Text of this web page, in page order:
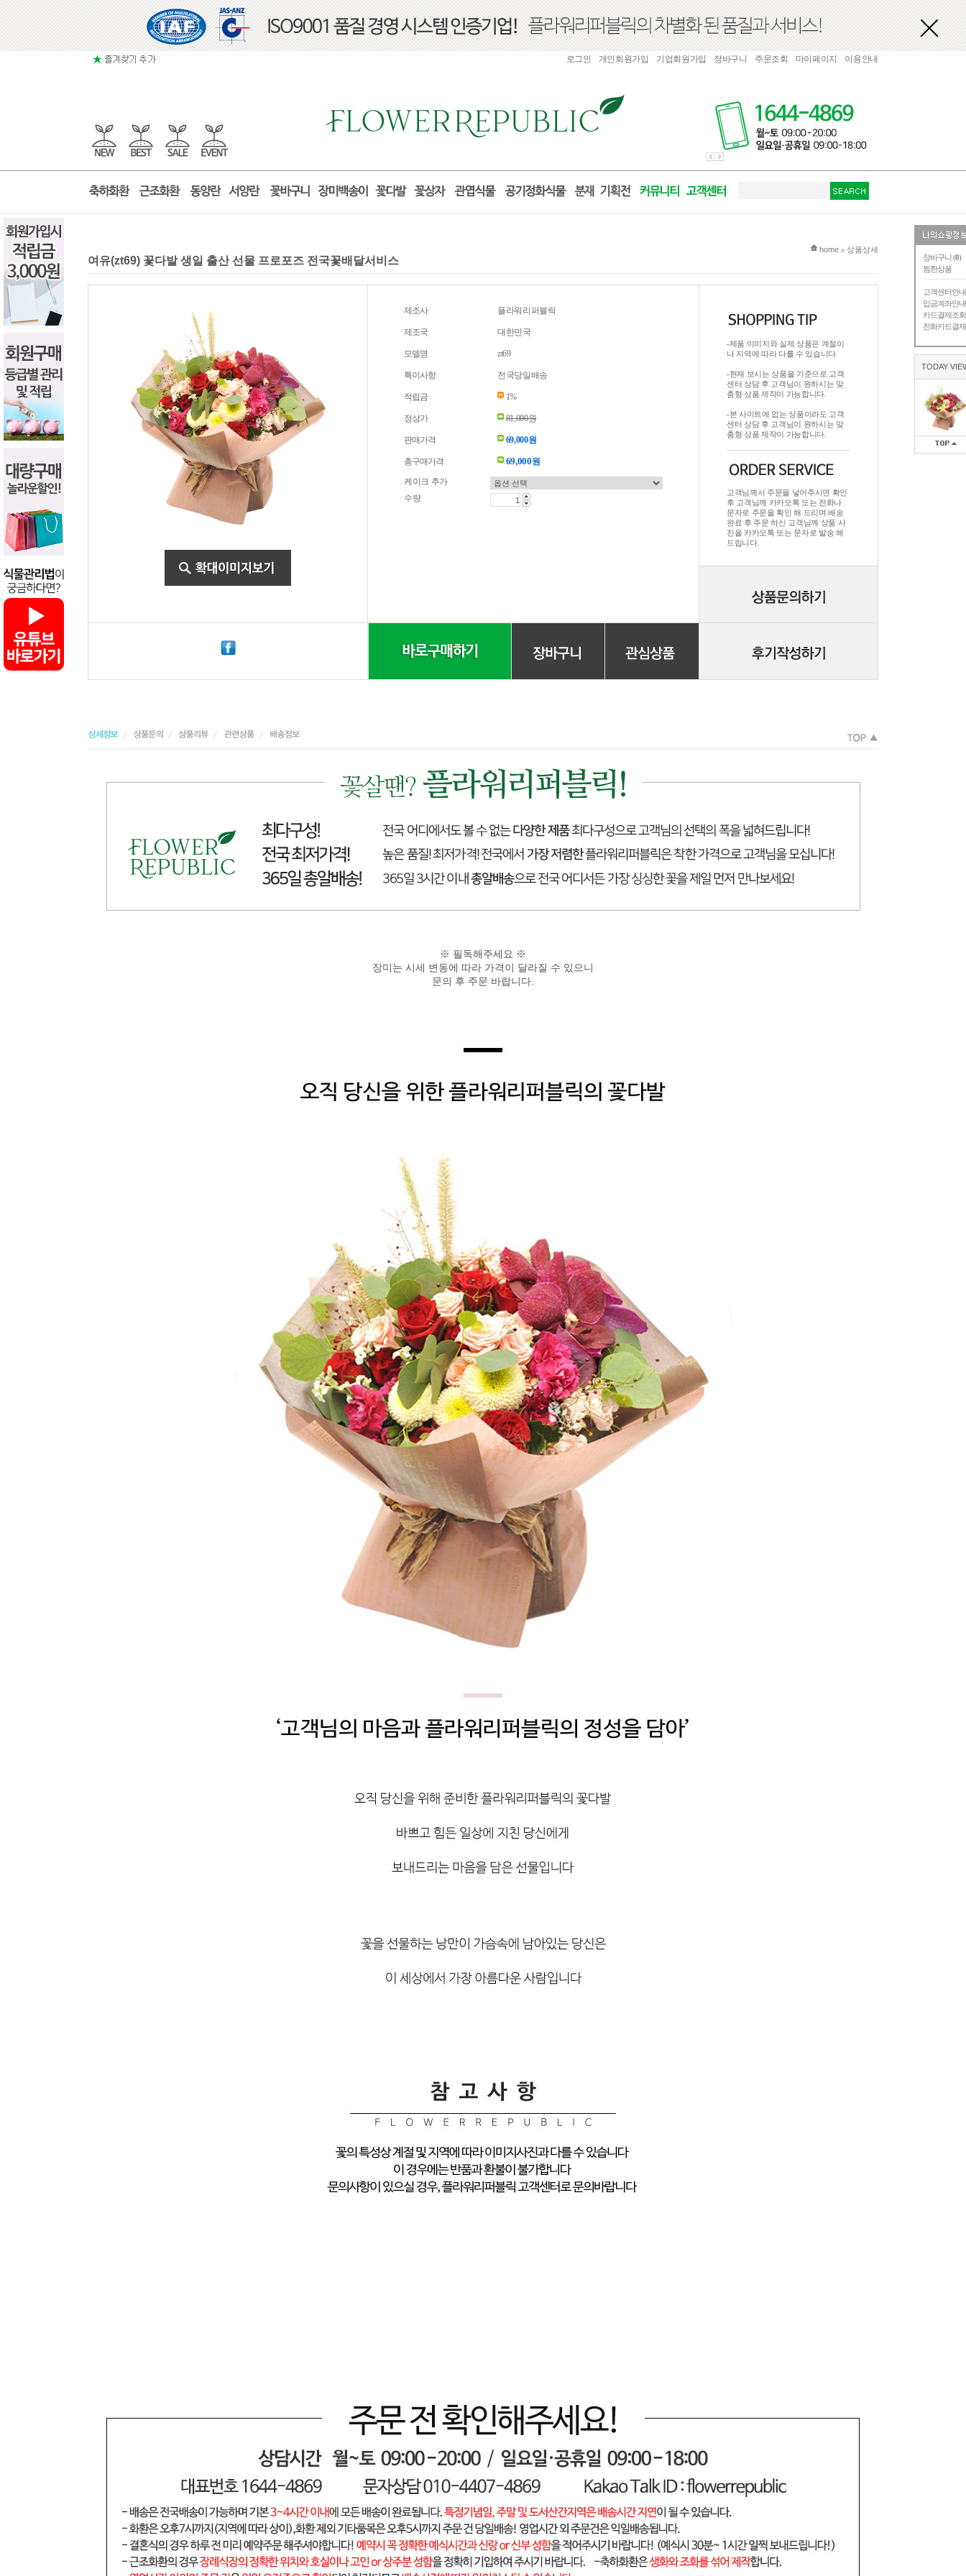
장바구니 (0)
찜한상품
고객센터안내
입금계좌안내
카드결제조회
전화카드결제
TODAY
로그인 개인회원가입 기업회원가입 장바구니 주문조회 마이페이지 이용안내
현재 위치
home > 상품상세
여유(zt69) 꽃다발 생일 출산 선물 프로포즈 전국꽃배달서비스
제조사 플라워리퍼블릭
제조국 대한민국
모델명 zt69
특이사항 전국당일배송
적립금 1%
정상가 81,000원
판매가격 69,000원
총구매가격 69,000원
케이크 추가
수량
-제품 이미지와 실제 상품은 계절이
나 지역에 따라 다를 수 있습니다.
-현재 보시는 상품을 기준으로 고객
센터 상담 후 고객님이 원하시는 맞
춤형 상품 제작이 가능합니다.
-본 사이트에 없는 상품이라도 고객
센터 상담 후 고객님이 원하시는 맞
춤형 상품 제작이 가능합니다.
고객님께서 주문을 넣어주시면 확인
후 고객님께 카카오톡 또는 전화나
문자로 주문을 확인 해 드리며.배송
완료 후 주문 하신 고객님께 상품 사
진을 카카오톡 또는 문자로 발송 해
드립니다.
※ 필독해주세요 ※
장미는 시세 변동에 따라 가격이 달라질 수 있으니
문의 후 주문 바랍니다.